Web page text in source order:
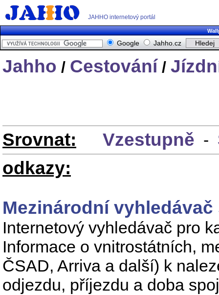
JAHHO internetový portál
Google Jahho.cz
Jahho / Cestování /
Srovnat: Vzestupně -
odkazy:
Mezinárodní
Internetový vyhledávač pro
Informace o vnitrostátních,
ČSAD, Arriva a další) k
odjezdu, příjezdu a doba